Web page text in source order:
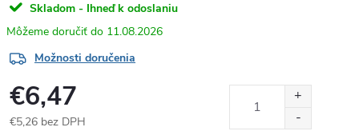
Skladom - Ihneď k odoslaniu
11.08.2026
Možnosti doručenia
€6,47
€5,26 bez DPH